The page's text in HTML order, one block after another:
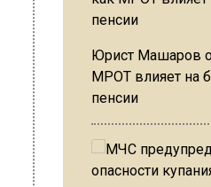
Юрист Машаров
МРОТ влияет на
пенсии